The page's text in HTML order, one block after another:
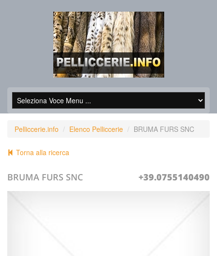
Pelliccerie.info Elenco Pelliccerie BRUMA FURS SNC
Torna alla ricerca
BRUMA FURS SNC +39.0755140490